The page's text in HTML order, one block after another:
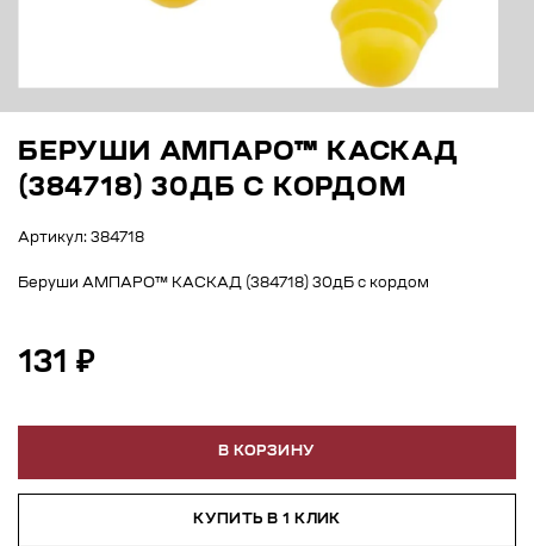
БЕРУШИ АМПАРО™ КАСКАД
(384718) 30ДБ С КОРДОМ
Артикул: 384718
Беруши АМПАРО™ КАСКАД (384718) 30дБ с кордом
131 ₽
В КОРЗИНУ
КУПИТЬ В 1 КЛИК